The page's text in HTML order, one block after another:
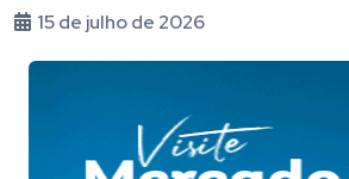
15 de julho de 2026